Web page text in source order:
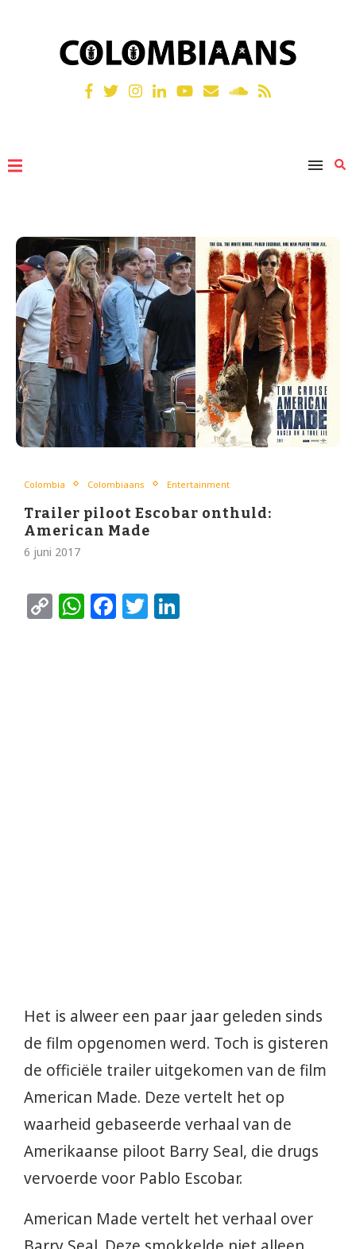
Colombia Colombiaans Entertainment
Trailer piloot Escobar onthuld:
American Made
6 juni 2017
CopyWhatsApp
Facebook
Twitter
Het is alweer een paar jaar geleden sinds
de film opgenomen werd. Toch is gisteren
de officiële trailer uitgekomen van de film
American Made. Deze vertelt het op
waarheid gebaseerde verhaal van de
Amerikaanse piloot Barry Seal, die drugs
vervoerde voor Pablo Escobar.
American Made vertelt het verhaal over